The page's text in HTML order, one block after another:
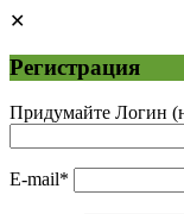
Регистрация
Придумайте Логин
E-mail*